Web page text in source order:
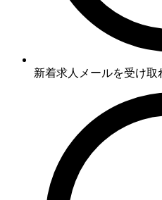
新着求人メールを受け取